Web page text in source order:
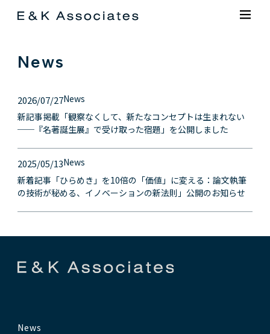
News
2026/07/27News
新記事掲載「観察なくして、新たなコンセプトは生まれない
──『名著誕生展』で受け取った宿題」を公開しました
2025/05/13News
新着記事「ひらめき」を10倍の「価値」に変える：論文執筆
の技術が秘める、イノベーションの新法則」公開のお知らせ
News